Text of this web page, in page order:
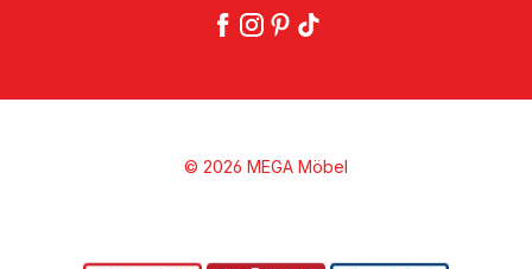
© 2026 MEGA Möbel